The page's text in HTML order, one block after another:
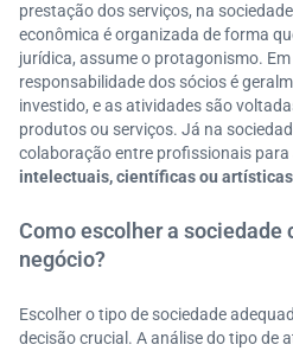
prestação dos serviços, na
econômica é organizada de forma
jurídica, assume o protagonismo.
responsabilidade dos sócios é
investido, e as atividades são
produtos ou serviços. Já na
colaboração entre profissionais para
intelectuais, científicas ou artísticas
Como escolher a sociedade
negócio?
Escolher o tipo de sociedade
decisão crucial. A análise do tipo de